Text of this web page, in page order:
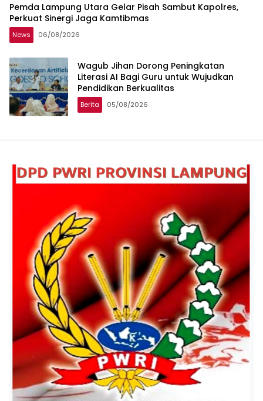
Pemda Lampung Utara Gelar Pisah Sambut Kapolres,
Perkuat Sinergi Jaga Kamtibmas
News 06/08/2026
Wagub Jihan Dorong Peningkatan
Literasi AI Bagi Guru untuk Wujudkan
Pendidikan Berkualitas
Berita 05/08/2026